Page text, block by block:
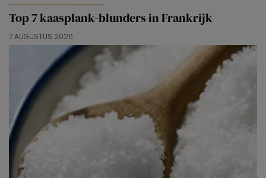
Top 7 kaasplank-blunders in Frankrijk
7 AUGUSTUS 2026